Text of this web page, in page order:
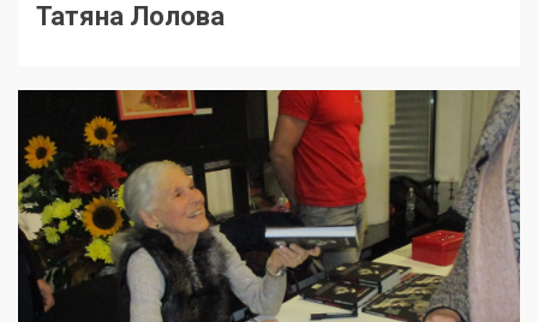
Татяна Лолова